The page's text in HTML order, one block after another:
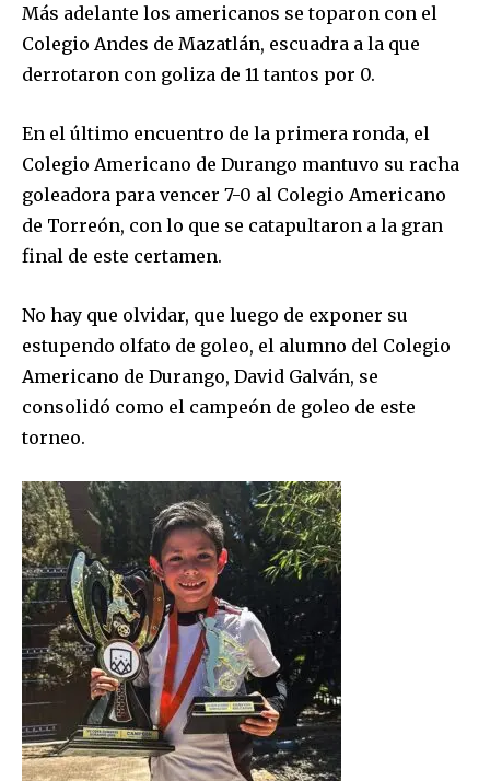
Más adelante los americanos se toparon con el
Colegio Andes de Mazatlán, escuadra a la que
derrotaron con goliza de 11 tantos por 0.
En el último encuentro de la primera ronda, el
Colegio Americano de Durango mantuvo su racha
goleadora para vencer 7-0 al Colegio Americano
de Torreón, con lo que se catapultaron a la gran
final de este certamen.
No hay que olvidar, que luego de exponer su
estupendo olfato de goleo, el alumno del Colegio
Americano de Durango, David Galván, se
consolidó como el campeón de goleo de este
torneo.